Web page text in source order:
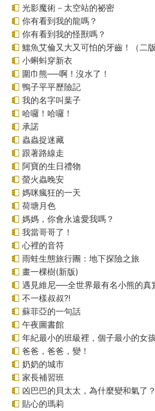
光影魔術－太空站的祕密
你有看到我的龍嗎？
你有看到我的怪獸嗎？
鱷魚艾倫又大又可怕的牙齒！（二
小蝌蚪穿新衣
圍巾熊──啊！沒水了！
鴨子平平歷險記
我的名字叫葉子
哈囉！哈囉！
承諾
蟲蟲捉迷藏
跟著路線走
阿寶的生日禮物
螢火蟲晚安
媽咪瘋狂的一天
荷塘月色
媽媽，你會永遠愛我嗎？
我當哥哥了！
心裡的音符
雨蛙生態旅行團：地下探險之旅
畫一棵樹(新版)
遇見維尼──全世界最有名小熊的真
不一樣叔叔?!
蘇菲亞的一句話
午夜圖書館
年紀最小的班級裡，個子最小的女
爸爸，爸爸，變！
奶奶的城市
家長補習班
凶巴巴的貝太太，為什麼變和氣了
貼心的瑪莉